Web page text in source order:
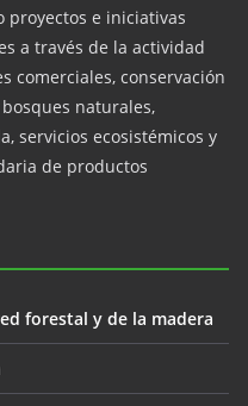
proyectos e iniciativas
a través de la actividad
comerciales, conservación
naturales,
servicios ecosistémicos y
de productos
forestal y de la madera